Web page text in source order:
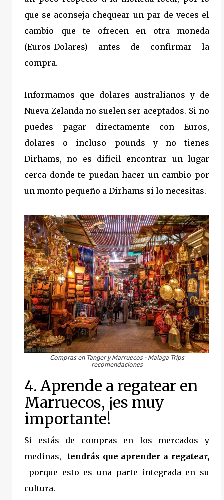
que se aconseja chequear un par de veces el
cambio que te ofrecen en otra moneda
(Euros-Dolares) antes de confirmar la
compra.
Informamos que dolares australianos y de
Nueva Zelanda no suelen ser aceptados. Si no
puedes pagar directamente con Euros,
dolares o incluso pounds y no tienes
Dirhams, no es dificil encontrar un lugar
cerca donde te puedan hacer un cambio por
un monto pequeño a Dirhams si lo necesitas.
Compras en Tanger y Marruecos - Malaga Trips
recomendaciones
4. Aprende a regatear en
Marruecos, ¡es muy
importante!
Si estás de compras en los mercados y
medinas, tendrás que aprender a regatear,
porque esto es una parte integrada en su
cultura.